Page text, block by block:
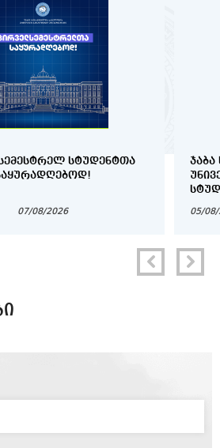
ᲡᲢᲣᲓᲔᲜᲢᲗᲐ
07/08/2026
ᲯᲐᲑᲐ
05/
შესახებ